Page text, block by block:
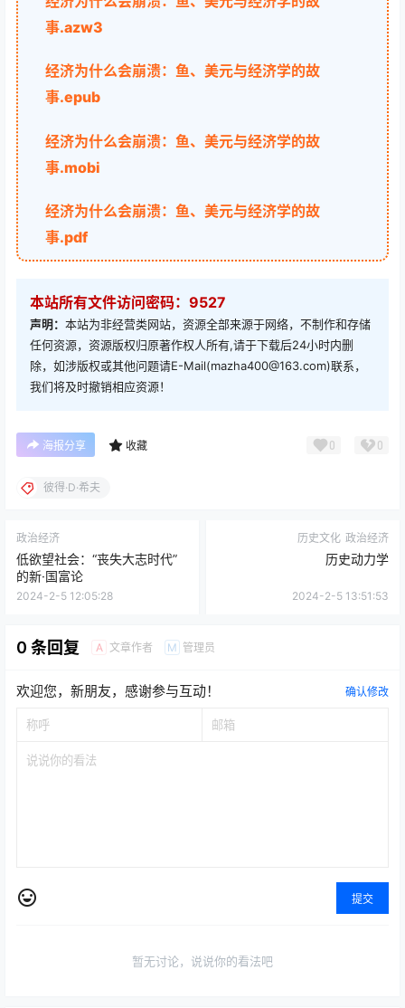
事.azw3
经济为什么会崩溃：鱼、美元与经济学的故
事.epub
经济为什么会崩溃：鱼、美元与经济学的故
事.mobi
经济为什么会崩溃：鱼、美元与经济学的故
事.pdf
本站所有文件访问密码：9527
声明： 本站为非经营类网站，资源全部来源于网络，不制作和存储
任何资源，资源版权归原著作权人所有,请于下载后24小时内删
除，如涉版权或其他问题请E-Mail(mazha400@163.com)联系，
我们将及时撤销相应资源！
海报分享 收藏 0 0
彼得·D·希夫
政治经济
低欲望社会：“丧失大志时代”
的新·国富论
2024-2-5 12:05:28
历史文化 政治经济
历史动力学
2024-2-5 13:51:53
0 条回复 A 文章作者 M 管理员
欢迎您，新朋友，感谢参与互动！ 确认修改
提交
暂无讨论，说说你的看法吧